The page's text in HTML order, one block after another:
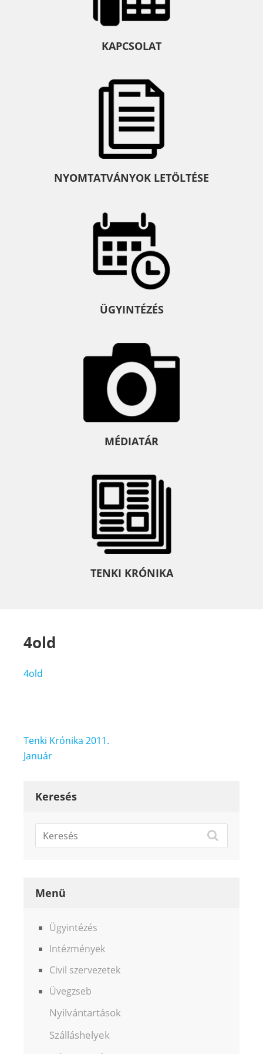
KAPCSOLAT
NYOMTATVÁNYOK LETÖLTÉSE
ÜGYINTÉZÉS
MÉDIATÁR
TENKI KRÓNIKA
4old
4old
Bejegyzés
navigáció
Tenki Krónika 2011.
Január
Keresés
Menü
Ügyintézés
Intézmények
Civil szervezetek
Üvegzseb
Nyilvántartások
Szálláshelyek